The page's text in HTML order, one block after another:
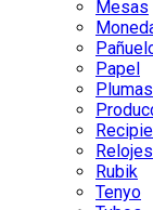
Mesas
Papel
Plumas
Relojes
Rubik
Tenyo